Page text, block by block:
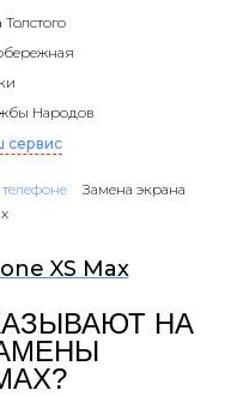
Толстого
Народов
сервис
Замена экрана
XS Max
НА